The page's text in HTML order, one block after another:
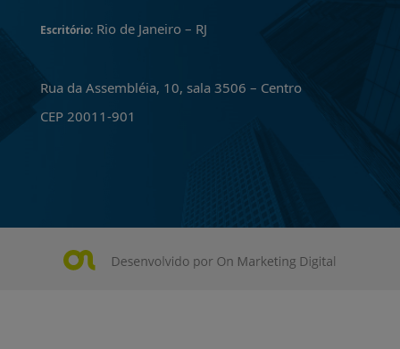
Escritório:Rio de Janeiro – RJ
Rua da Assembléia, 10, sala 3506 – Centro
CEP 20011-901